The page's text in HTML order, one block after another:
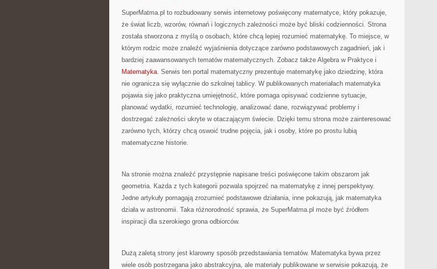
SuperMatma.pl to rozbudowany serwis internetowy poświęcony matematyce, który pokazuje,
że świat liczb, wzorów, równań i logicznych zależności może być bliski codzienności. Strona
została stworzona z myślą o osobach, które chcą lepiej rozumieć matematykę. To miejsce, w
którym rodzic może znaleźć wyjaśnienia dotyczące zarówno podstawowych zagadnień, jak i
bardziej zaawansowanych tematów matematycznych. Zobacz także Algebra w Praktyce i
Matematyka. Serwis ten portal matematyczny prezentuje matematykę jako dziedzinę, która
nie ogranicza się wyłącznie do szkolnej tablicy. W publikowanych materiałach matematyka
pojawia się jako praktyczna umiejętność, które pomaga opisywać codzienne sytuacje,
planować wydatki, rozumieć technologię, analizować dane, rozwiązywać problemy i
dostrzegać zależności ukryte w otaczającym świecie. Dzięki temu strona może zainteresować
zarówno tych, którzy chcą oswoić trudne pojęcia, jak i osoby, które po prostu lubią
matematyczne historie.
Na stronie można znaleźć przystępnie napisane treści poświęcone takim obszarom jak
geometria. Każda z tych kategorii pozwala spojrzeć na matematykę z innej perspektywy.
Jedne artykuły pomagają zrozumieć podstawowe działania, inne pokazują, jak matematyka
działa w astronomii. Taka różnorodność sprawia, że SuperMatma.pl może być źródłem
inspiracji dla szerokiego grona odbiorców.
Dużą zaletą strony jest klarowny sposób przedstawiania tematów. Matematyka bywa przez
wiele osób postrzegana jako abstrakcyjna, ale materiały publikowane w serwisie pokazują, że